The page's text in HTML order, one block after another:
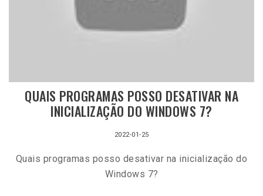
QUAIS PROGRAMAS POSSO DESATIVAR NA
INICIALIZAÇÃO DO WINDOWS 7?
2022-01-25
Quais programas posso desativar na inicialização do
Windows 7?